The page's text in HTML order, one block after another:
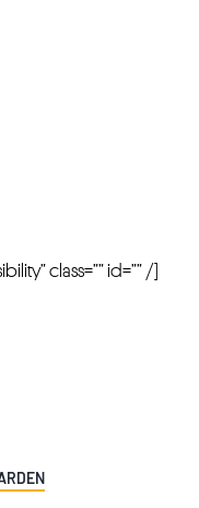
class=”” id=”” /]